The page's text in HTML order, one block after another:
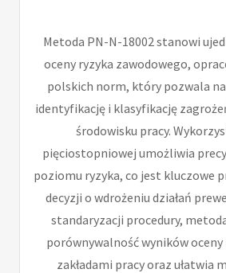
Metoda PN-N-18002 stanowi
oceny ryzyka zawodowego,
polskich norm, który pozwala
identyfikację i klasyfikację
środowisku pracy.
pięciostopniowej umożliwia
poziomu ryzyka, co jest kluczowe
decyzji o wdrożeniu działań
standaryzacji procedury,
porównywalność wyników
zakładami pracy oraz ułatwia